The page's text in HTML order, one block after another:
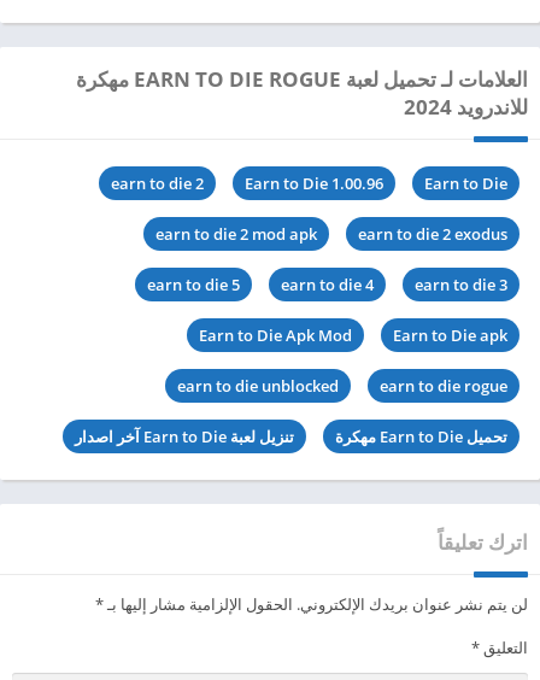
العلامات لـ تحميل لعبة EARN TO DIE ROGUE مهكرة
للاندرويد 2024
Earn to Die
Earn to Die 1.00.96
earn to die 2
earn to die 2 exodus
earn to die 2 mod apk
earn to die 3
earn to die 4
earn to die 5
Earn to Die apk
Earn to Die Apk Mod
earn to die rogue
earn to die unblocked
تحميل Earn to Die مهكرة تنزيل لعبة Earn to Die آخر اصدار
اترك تعليقاً
لن يتم نشر عنوان بريدك الإلكتروني. الحقول الإلزامية مشار إليها بـ*
التعليق*